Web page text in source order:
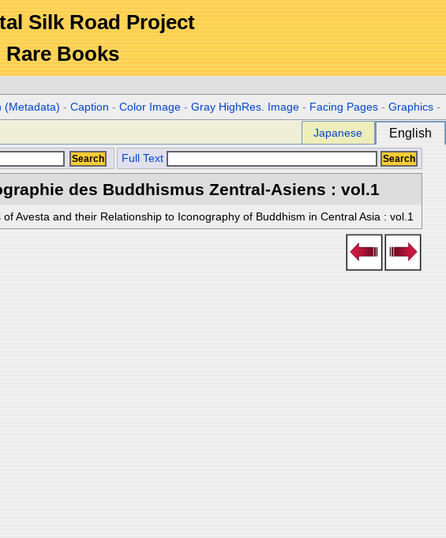
Silk Road Project
Books
(Metadata) -Caption -Color Image -Gray HighRes. Image - Facing Pages -Graphics -
Japanese English
Full Text
des Buddhismus Zentral-Asiens : vol.1
of Avesta and their Relationship to Iconography of Buddhism in Central Asia : vol.1